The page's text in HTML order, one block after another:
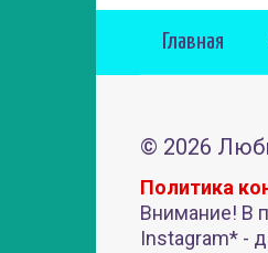
Главная
© 2026
Политика
Внимание! В
Instagram* -